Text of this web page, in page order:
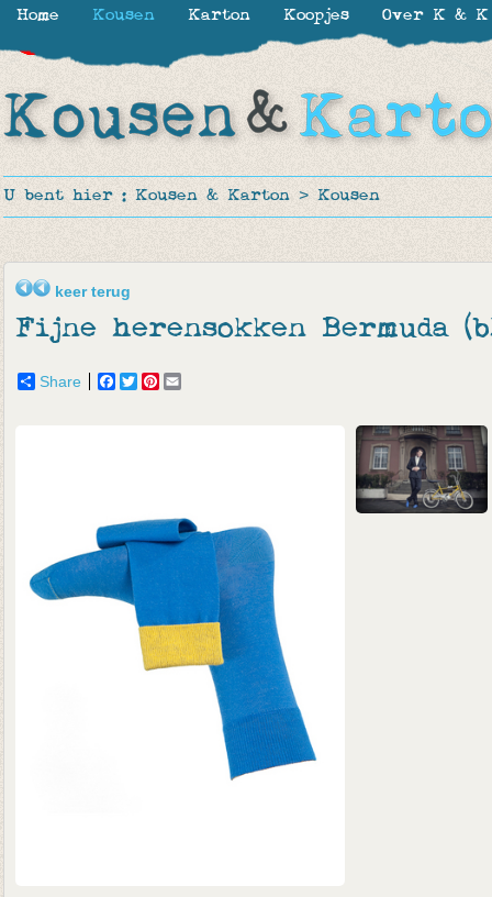
U bent hier : Kousen & Karton > Kousen
keer terug
Fijne herensokken Bermuda
Share Facebook
TwitterPinterest
Home Kousen Karton Koopjes Over K & K